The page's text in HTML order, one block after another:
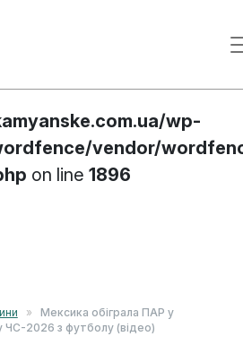
Passing null to
of type array|string is
wp-
vendor/
on line 1896
»
Мексика обіграла ПАР у
ЧС-2026 з футболу (відео)